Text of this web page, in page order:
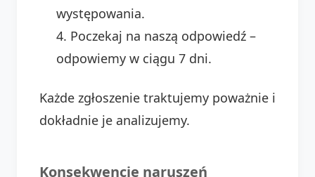
występowania.
Poczekaj na naszą odpowiedź –
odpowiemy w ciągu 7 dni.
Każde zgłoszenie traktujemy poważnie i
dokładnie je analizujemy.
Konsekwencje naruszeń